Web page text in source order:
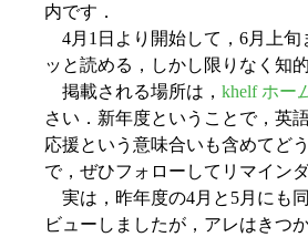
内です．
4月1日より開始して，6月上旬
ッと読める，しかし限りなく知
掲載される場所は， khelf ホー
さい．新年度ということで，英
応援という意味合いも含めてど
で，ぜひフォローしてリマイン
実は，昨年度の4月と5月にも
ビューしましたが，アレはきつ